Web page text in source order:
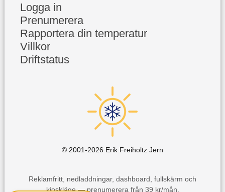
Logga in
Prenumerera
Rapportera din temperatur
Villkor
Driftstatus
© 2001-2026 Erik Freiholtz Jern
Reklamfritt, nedladdningar, dashboard, fullskärm och
kioskläge — prenumerera från 39 kr/mån.